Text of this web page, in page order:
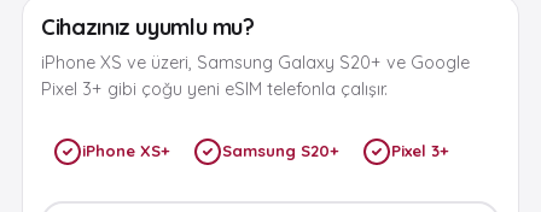
Cihazınız uyumlu mu?
iPhone XS ve üzeri, Samsung Galaxy S20+ ve Google
Pixel 3+ gibi çoğu yeni eSIM telefonla çalışır.
iPhone XS+ Samsung S20+ Pixel 3+